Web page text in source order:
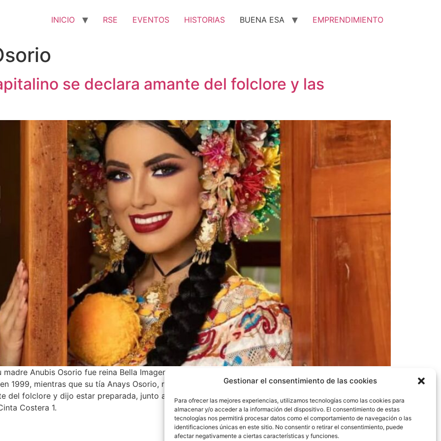
Gestionar el consentimiento de las cookies
Para ofrecer las mejores experiencias, utilizamos tecnologías como las cookies para
almacenar y/o acceder a la información del dispositivo. El consentimiento de estas
tecnologías nos permitirá procesar datos como el comportamiento de navegación o las
identificaciones únicas en este sitio. No consentir o retirar el consentimiento, puede
afectar negativamente a ciertas características y funciones.
INICIO RSE EVENTOS HISTORIAS BUENA ESA EMPRENDIMIENTO
se declara amante del folclore y las
Anubis Osorio fue reina Bella Imagen Tropical en 1997, Señorita Comercio en el Colegio Moisés
1999, mientras que su tía Anays Osorio, reina de la Feria de La Chorrera en 2004.La nueva reina del
del folclore y dijo estar preparada, junto a sus dos princesas, para hacer gozar a los panameños las
Costera 1.